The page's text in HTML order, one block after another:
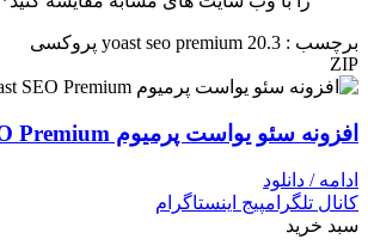
برچسب : yoast seo premium 20.3 پروکسی
ZIP
افزونه سئو یواست پرمیوم Yoast SEO Premium
ادامه / دانلود
کانال تلگرامپیج اینستاگرام
سبد خرید